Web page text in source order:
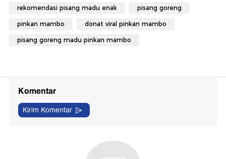
rekomendasi pisang madu enak pisang goreng
pinkan mambo donat viral pinkan mambo
pisang goreng madu pinkan mambo